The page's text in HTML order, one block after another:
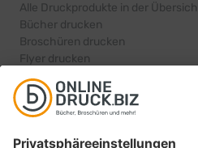
Alle Druckprodukte in der
Bücher drucken
Broschüren drucken
Flyer drucken
Karten drucken